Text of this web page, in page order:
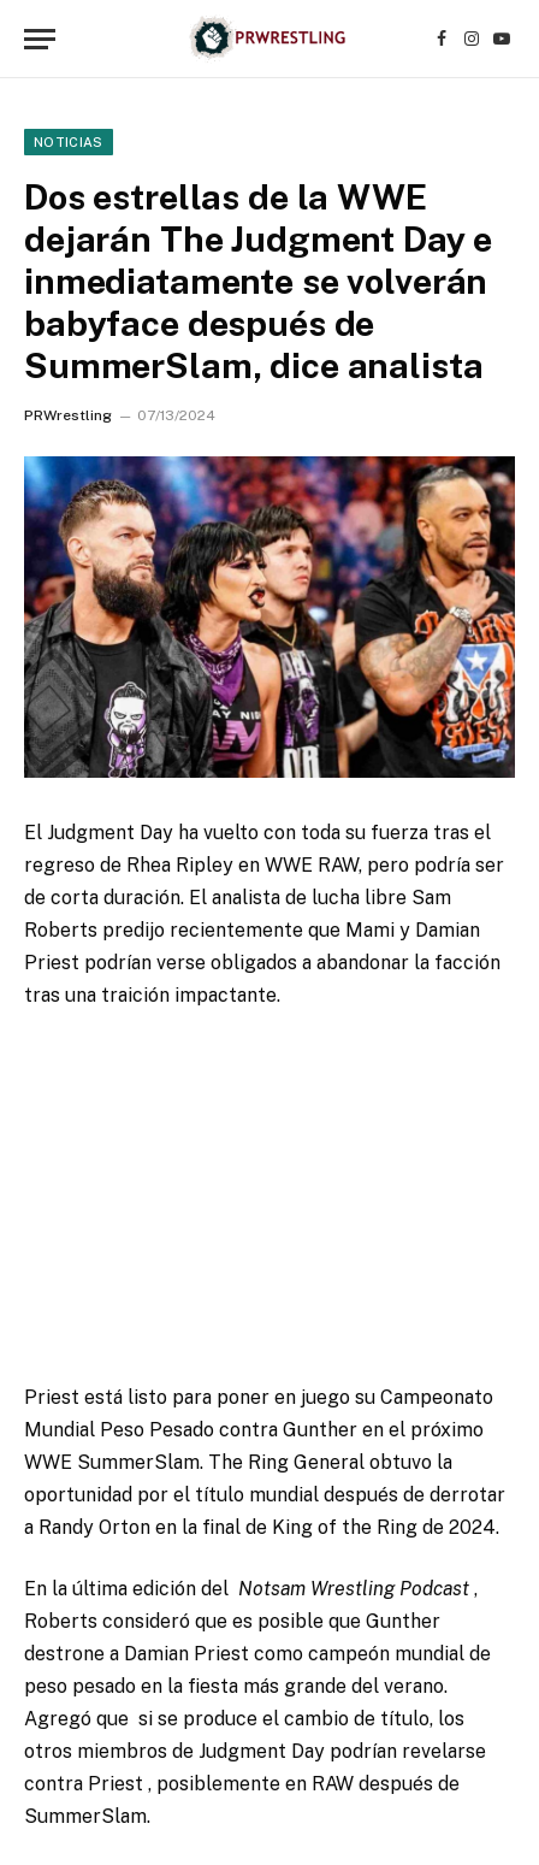
Facebook
NOTICIAS
Dos estrellas de la WWE
dejarán The Judgment Day e
inmediatamente se volverán
babyface después de
SummerSlam, dice analista
PRWrestling 07/13/2024
El Judgment Day ha vuelto con toda su fuerza tras el
regreso de Rhea Ripley en WWE RAW, pero podría ser
de corta duración. El analista de lucha libre Sam
Roberts predijo recientemente que Mami y Damian
Priest podrían verse obligados a abandonar la facción
tras una traición impactante.
Priest está listo para poner en juego su Campeonato
Mundial Peso Pesado contra Gunther en el próximo
WWE SummerSlam. The Ring General obtuvo la
oportunidad por el título mundial después de derrotar
a Randy Orton en la final de King of the Ring de 2024.
En la última edición del Notsam Wrestling Podcast ,
Roberts consideró que es posible que Gunther
destrone a Damian Priest como campeón mundial de
peso pesado en la fiesta más grande del verano.
Agregó que si se produce el cambio de título, los
otros miembros de Judgment Day podrían revelarse
contra Priest , posiblemente en RAW después de
SummerSlam.